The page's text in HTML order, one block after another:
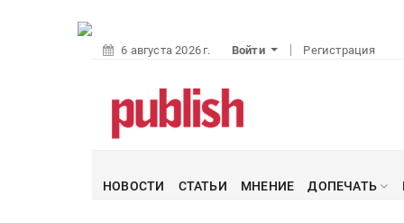
6 августа 2026 г. Войти Регистрация
НОВОСТИ СТАТЬИ МНЕНИЕ ДОПЕЧАТЬ